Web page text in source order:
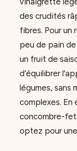
des crudités
fibres. Pour un
peu de pain
un fruit de
d’équilibrer
légumes, sans
complexes. En
concombre-
optez pour